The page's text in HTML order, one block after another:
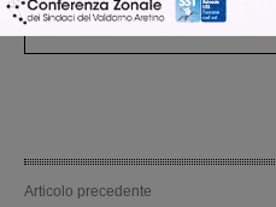
Levane nel 2020
Articolo precedente